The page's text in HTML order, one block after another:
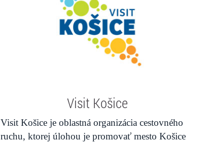
Visit Košice
Visit Košice je oblastná organizácia cestovného
ruchu, ktorej úlohou je promovať mesto Košice